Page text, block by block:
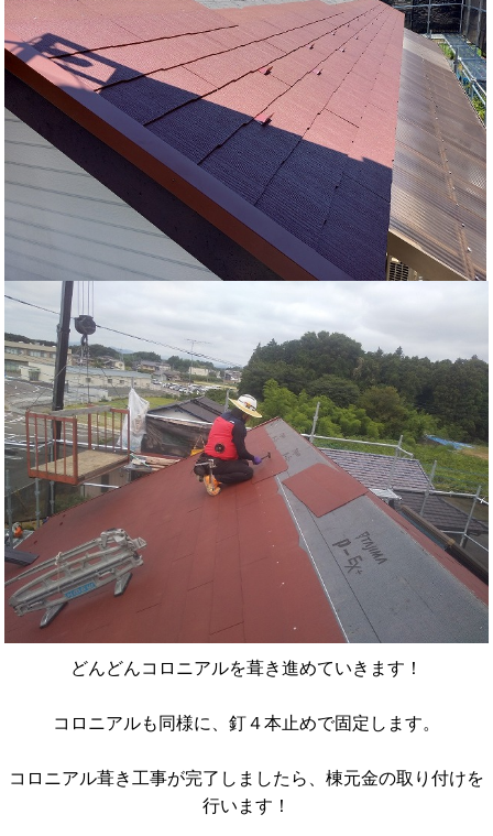
どんどんコロニアルを葺き進めていきます！
コロニアルも同様に、釘４本止めで固定します。
コロニアル葺き工事が完了しましたら、棟元金の取り付けを
行います！